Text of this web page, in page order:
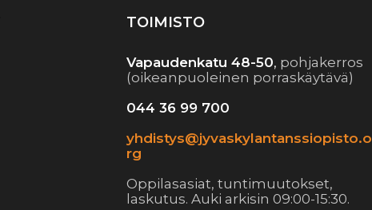
TOIMISTO
Vapaudenkatu 48-50, pohjakerros
(oikeanpuoleinen porraskäytävä)
044 36 99 700
yhdistys@jyvaskylantanssiopisto.o
rg
Oppilasasiat, tuntimuutokset,
laskutus. Auki arkisin 09:00-15:30.